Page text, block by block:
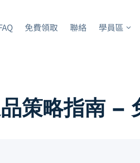
免費領取 聯絡 學員區
策略指南 –